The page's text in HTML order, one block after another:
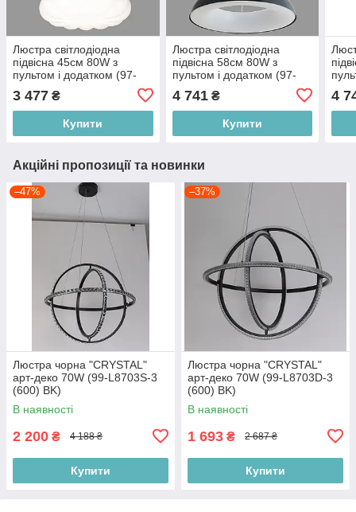
Люстра світлодіодна
підвісна 45см 80W з
пультом і додатком (97-
3 477 ₴
Купити
Люстра світлодіодна
підвісна 58см 80W з
пультом і додатком (97-
4 741₴
Купити
4
Акційні пропозиції та новинки
–47%
Люстра чорна "CRYSTAL"
арт-деко 70W (99-L8703S-3
(600) BK)
В наявності
2 200 ₴ 4 188 ₴
Купити
–37%
Люстра чорна "CRYSTAL"
арт-деко 70W (99-L8703D-3
(600) BK)
В наявності
1 693 ₴ 2 687 ₴
Купити